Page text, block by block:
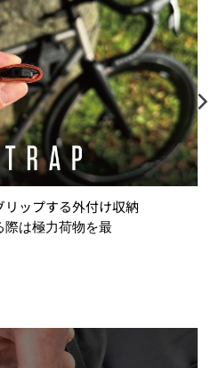
ップする外付け収納
際は極力荷物を最